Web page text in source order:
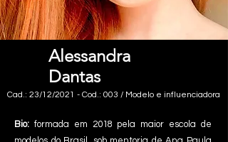
Alessandra
Dantas
Cad.: 23/12/2021 - Cod.: 003 / Modelo e influenciadora
Bio: formada em 2018 pela maior escola de